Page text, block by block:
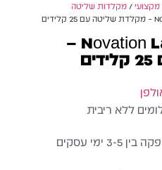
מקצועי /מקלדות שליטה
Novation LaunchKey 25 MK3 –
ימי עסקים